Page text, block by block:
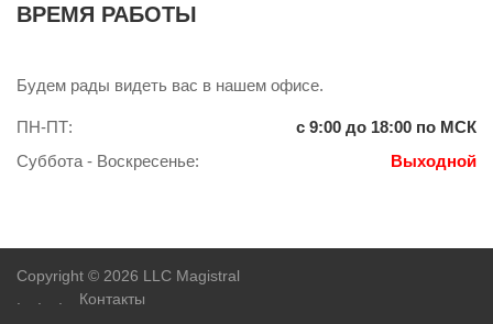
ВРЕМЯ РАБОТЫ
Будем рады видеть вас в нашем офисе.
ПН-ПТ:
с 9:00 до 18:00 по МСК
Суббота - Воскресенье:
Выходной
Copyright © 2026 LLC Magistral
.
. . Контакты